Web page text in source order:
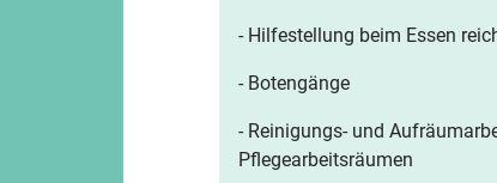
- Hilfestellung beim Essen
- Botengänge
- Reinigungs- und
Pflegearbeitsräumen